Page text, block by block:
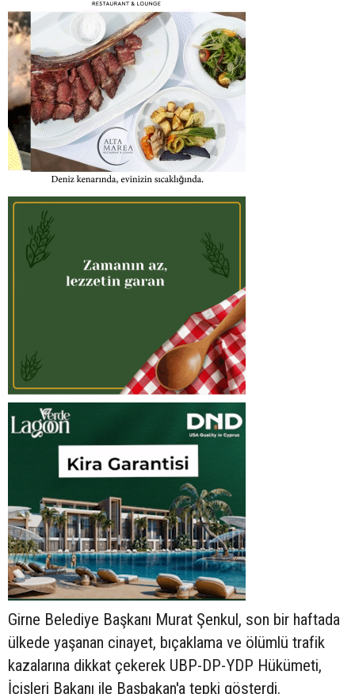
Girne Belediye Başkanı Murat Şenkul, son bir haftada
ülkede yaşanan cinayet, bıçaklama ve ölümlü trafik
kazalarına dikkat çekerek UBP-DP-YDP Hükümeti,
İçişleri Bakanı ile Başbakan'a tepki gösterdi.